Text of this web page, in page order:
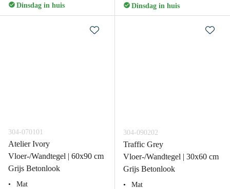
Dinsdag in huis Dinsdag in huis
304-070101
Atelier Ivory
Vloer-/Wandtegel | 60x90 cm
Grijs Betonlook
Mat
304-090202
Traffic Grey
Vloer-/Wandtegel | 30x60 cm
Grijs Betonlook
Mat